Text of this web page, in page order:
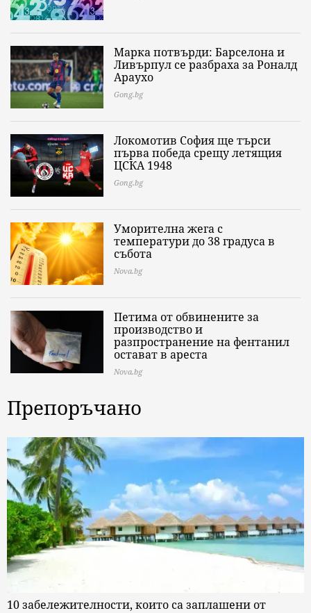
Марка потвърди: Барселона и
Ливърпул се разбраха за Роналд
Араухо
Gong.bg
Локомотив София ще търси
първа победа срещу летящия
ЦСКА 1948
Gong.bg
Уморителна жега с
температури до 38 градуса в
събота
Nova.bg
Петима от обвинените за
производство и
разпространение на фентанил
остават в ареста
Nova.bg
Препоръчано
10 забележителности, които са заплашени от